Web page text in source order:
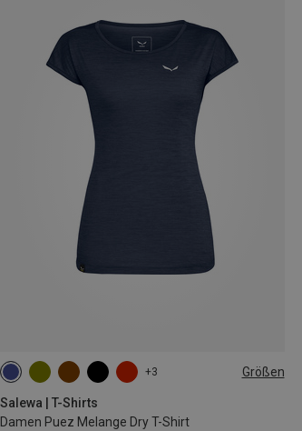
+3 Größen
Salewa | T-Shirts
Damen Puez Melange Dry T-Shirt
M L XL XXL